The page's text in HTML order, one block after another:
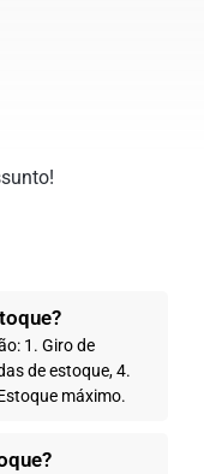
1. Giro de
de estoque, 4.
máximo.